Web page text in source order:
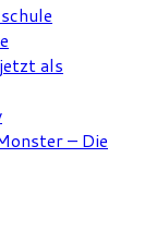
als
– Die